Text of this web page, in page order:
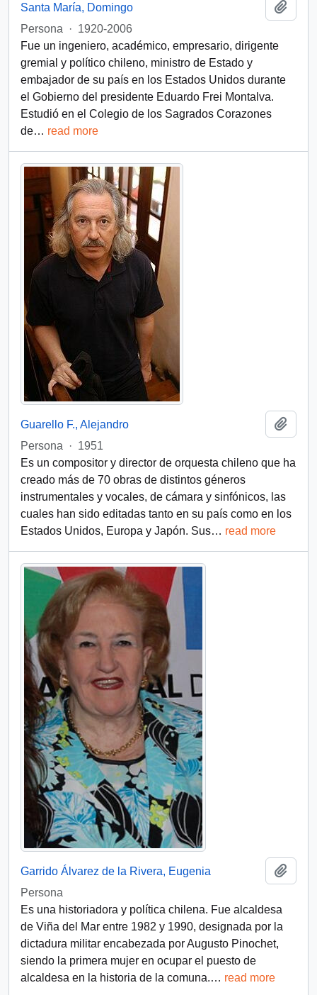
Santa María, Domingo
Persona
· 1920-2006
Fue un ingeniero, académico, empresario, dirigente
gremial y político chileno, ministro de Estado y
embajador de su país en los Estados Unidos durante
el Gobierno del presidente Eduardo Frei Montalva.
Estudió en el Colegio de los Sagrados Corazones
de… read more
Guarello F., Alejandro
Persona
· 1951
Es un compositor y director de orquesta chileno que ha
creado más de 70 obras de distintos géneros
instrumentales y vocales, de cámara y sinfónicos, las
cuales han sido editadas tanto en su país como en los
Estados Unidos, Europa y Japón. Sus… read more
Garrido Álvarez de la Rivera, Eugenia
Persona
Es una historiadora y política chilena. Fue alcaldesa
de Viña del Mar entre 1982 y 1990, designada por la
dictadura militar encabezada por Augusto Pinochet,
siendo la primera mujer en ocupar el puesto de
alcaldesa en la historia de la comuna.… read more